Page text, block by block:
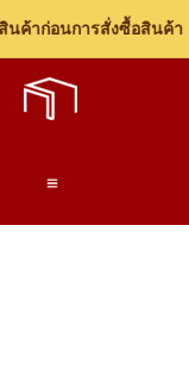
ค้าก่อนการสั่งซื้อสินค้า
2
รู
14x31x0.6mm